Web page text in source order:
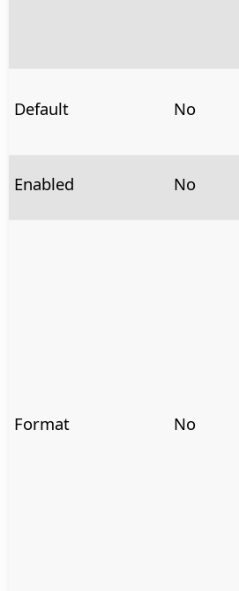
Default No
Enabled No
Format No